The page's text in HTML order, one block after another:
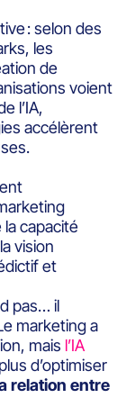
: selon des
les
de
voient
l’IA,
accélèrent
la capacité
vision
et
pas… il
marketing a
mais l’IA
d’optimiser
relation entre